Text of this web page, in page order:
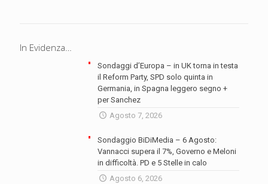
In Evidenza…
Sondaggi d’Europa – in UK torna in testa
il Reform Party, SPD solo quinta in
Germania, in Spagna leggero segno +
per Sanchez
Agosto 7, 2026
Sondaggio BiDiMedia – 6 Agosto:
Vannacci supera il 7%, Governo e Meloni
in difficoltà. PD e 5 Stelle in calo
Agosto 6, 2026